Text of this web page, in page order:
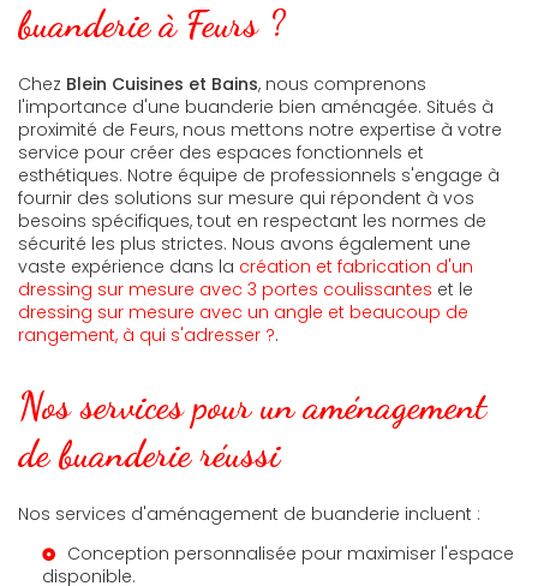
buanderie à Feurs ?
Chez Blein Cuisines et Bains, nous comprenons
l'importance d'une buanderie bien aménagée. Situés à
proximité de Feurs, nous mettons notre expertise à votre
service pour créer des espaces fonctionnels et
esthétiques. Notre équipe de professionnels s'engage à
fournir des solutions sur mesure qui répondent à vos
besoins spécifiques, tout en respectant les normes de
sécurité les plus strictes. Nous avons également une
vaste expérience dans la création et fabrication d'un
dressing sur mesure avec 3 portes coulissantes et le
dressing sur mesure avec un angle et beaucoup de
rangement, à qui s'adresser ?.
Nos services pour un aménagement
de buanderie réussi
Nos services d'aménagement de buanderie incluent :
Conception personnalisée pour maximiser l'espace
disponible.